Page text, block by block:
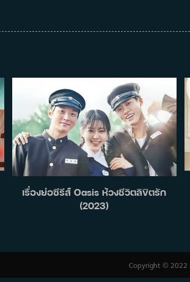
เรื่องย่อซีรีส์ Oasis ห้วงชีวิตลิขิตรัก
(2023)
Copyright © 2022